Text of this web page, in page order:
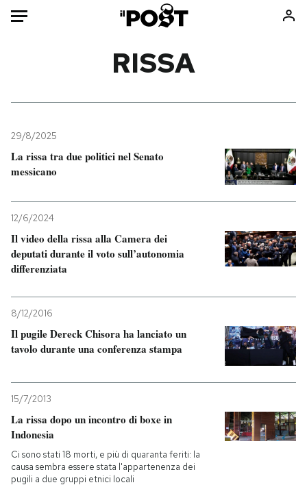
Mondo
Politica
Tecnologia
Scienza
Cultura
Economia
Sport
Consumismi
Altrecose
PODCAST
NEWSLETTER
I MIEI PREFERITI
SHOP
RISSA
29/8/2025
La rissa tra due politici nel Senato
messicano
12/6/2024
Il video della rissa alla Camera dei
deputati durante il voto sull’autonomia
differenziata
8/12/2016
Il pugile Dereck Chisora ha lanciato un
tavolo durante una conferenza stampa
15/7/2013
La rissa dopo un incontro di boxe in
Indonesia
Ci sono stati 18 morti, e più di quaranta feriti: la
causa sembra essere stata l'appartenenza dei
pugili a due gruppi etnici locali